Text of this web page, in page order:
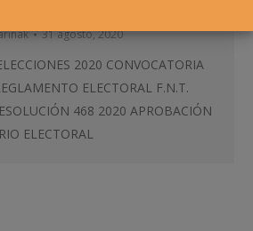
31 agosto, 2020
2020 CONVOCATORIA
ELECTORAL F.N.T.
468 2020 APROBACIÓN
ELECTORAL